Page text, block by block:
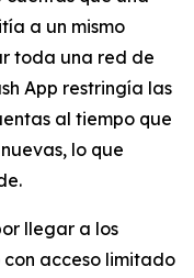
a un mismo
toda una red de
App restringía las
al tiempo que
lo que
llegar a los
acceso limitado